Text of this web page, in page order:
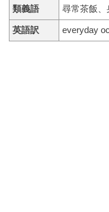
類義語 尋常茶飯、
英語訳 everyday